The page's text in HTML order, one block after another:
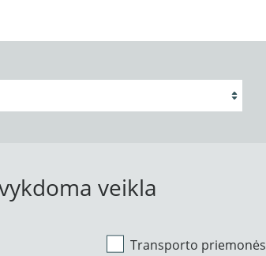
veikla
Transporto priemonės